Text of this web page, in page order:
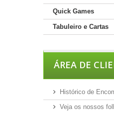
Quick Games
Tabuleiro e Cartas
ÁREA DE
Histórico de
Veja os nossos